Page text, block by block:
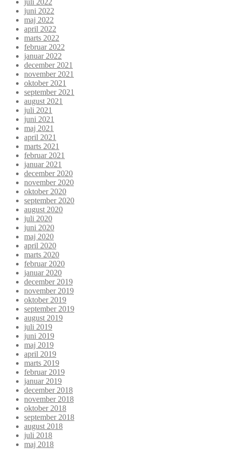
juni 2022
maj 2022
april 2022
marts 2022
februar 2022
januar 2022
december 2021
november 2021
oktober 2021
september 2021
august 2021
juli 2021
juni 2021
maj 2021
april 2021
marts 2021
februar 2021
januar 2021
december 2020
november 2020
oktober 2020
september 2020
august 2020
juli 2020
juni 2020
maj 2020
april 2020
marts 2020
februar 2020
januar 2020
december 2019
november 2019
oktober 2019
september 2019
august 2019
juli 2019
juni 2019
maj 2019
april 2019
marts 2019
februar 2019
januar 2019
december 2018
november 2018
oktober 2018
september 2018
august 2018
juli 2018
maj 2018